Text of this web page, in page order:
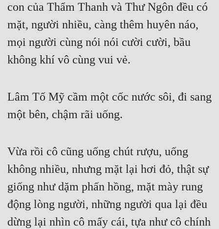
con của Thẩm Thanh và Thư Ngôn đều có
mặt, người nhiều, càng thêm huyên náo,
mọi người cùng nói nói cười cười, bầu
không khí vô cùng vui vẻ.
Lâm Tố Mỹ cầm một cốc nước sôi, đi sang
một bên, chậm rãi uống.
Vừa rồi cô cũng uống chút rượu, uống
không nhiều, nhưng mặt lại hơi đỏ, thật sự
giống như dặm phấn hồng, mặt mày rung
động lòng người, những người qua lại đều
dừng lại nhìn cô mấy cái, tựa như cô chính